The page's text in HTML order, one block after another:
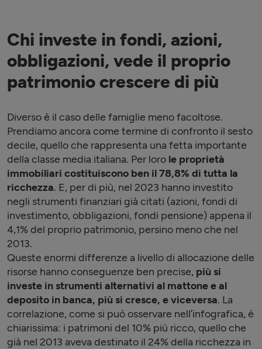
Chi investe in fondi, azioni,
obbligazioni, vede il proprio
patrimonio crescere di più
Diverso è il caso delle famiglie meno facoltose.
Prendiamo ancora come termine di confronto il sesto
decile, quello che rappresenta una fetta importante
della classe media italiana. Per loro le proprietà
immobiliari costituiscono ben il 78,8% di tutta la
ricchezza. E, per di più, nel 2023 hanno investito
negli strumenti finanziari già citati (azioni, fondi di
investimento, obbligazioni, fondi pensione) appena il
4,1% del proprio patrimonio, persino meno che nel
2013.
Queste enormi differenze a livello di allocazione delle
risorse hanno conseguenze ben precise, più si
investe in strumenti alternativi al mattone e al
deposito in banca, più si cresce, e viceversa. La
correlazione, come si può osservare nell’infografica, è
chiarissima: i patrimoni del 10% più ricco, quello che
già nel 2013 aveva destinato il 24% della ricchezza in